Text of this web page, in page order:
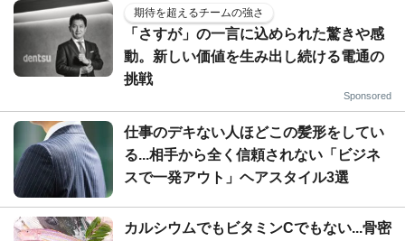
期待を超えるチームの強さ
「さすが」の一言に込められた驚きや感
動。新しい価値を生み出し続ける電通の
挑戦
Sponsored
仕事のデキない人ほどこの髪形をしてい
る...相手から全く信頼されない「ビジネ
スで一発アウト」ヘアスタイル3選
カルシウムでもビタミンCでもない...骨密